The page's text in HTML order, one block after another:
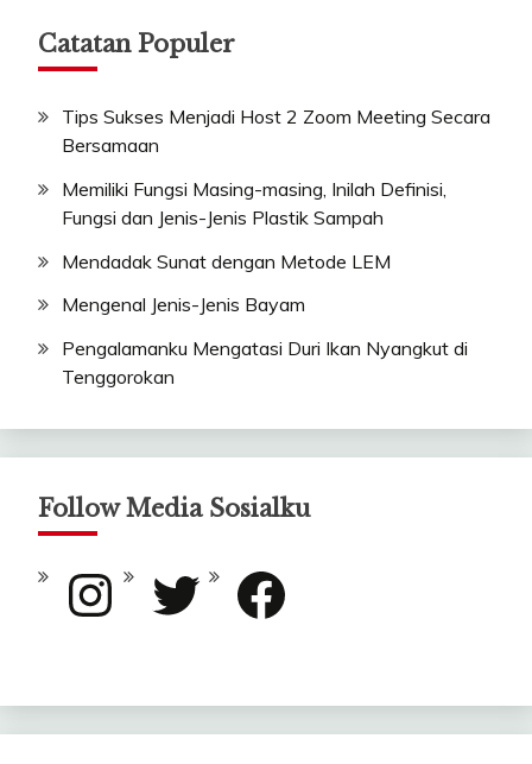
Catatan Populer
Tips Sukses Menjadi Host 2 Zoom Meeting Secara
Bersamaan
Memiliki Fungsi Masing-masing, Inilah Definisi,
Fungsi dan Jenis-Jenis Plastik Sampah
Mendadak Sunat dengan Metode LEM
Mengenal Jenis-Jenis Bayam
Pengalamanku Mengatasi Duri Ikan Nyangkut di
Tenggorokan
Follow Media Sosialku
Instagram Twitter Facebook